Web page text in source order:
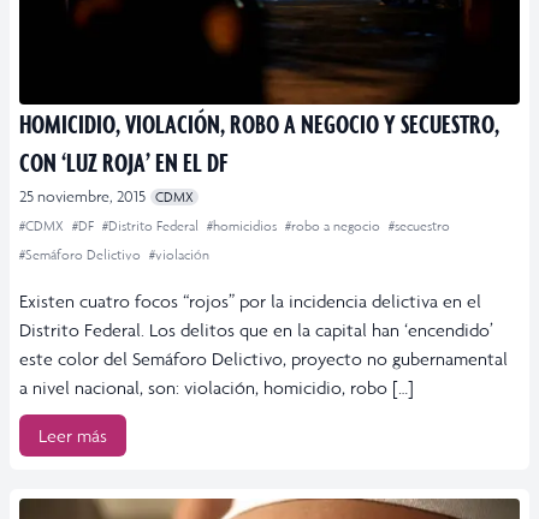
HOMICIDIO, VIOLACIÓN, ROBO A NEGOCIO Y SECUESTRO,
CON ‘LUZ ROJA’ EN EL DF
25 noviembre, 2015 CDMX
#CDMX #DF #Distrito Federal #homicidios #robo a negocio #secuestro
#Semáforo Delictivo #violación
Existen cuatro focos “rojos” por la incidencia delictiva en el
Distrito Federal. Los delitos que en la capital han ‘encendido’
este color del Semáforo Delictivo, proyecto no gubernamental
a nivel nacional, son: violación, homicidio, robo […]
Leer más